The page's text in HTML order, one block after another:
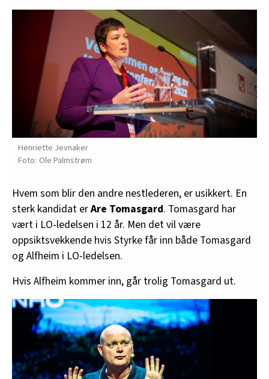
Henriette Jevnaker
Ole Palmstrøm
Hvem som blir den andre nestlederen, er usikkert. En
sterk kandidat erAre Tomasgard. Tomasgard har
vært i LO-ledelsen i 12 år. Men det vil være
oppsiktsvekkende hvis Styrke får inn både Tomasgard
og Alfheim i LO-ledelsen.
Hvis Alfheim kommer inn, går trolig Tomasgard ut.